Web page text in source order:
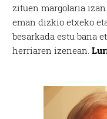
zituen margolaria
eman dizkio etxeko
besarkada estu bana
herriaren izenean.